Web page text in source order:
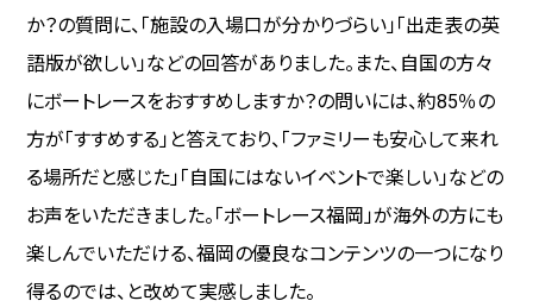
か？の質問に、「施設の入場口が分かりづらい」「出走表の英
語版が欲しい」などの回答がありました。また、自国の方々
にボートレースをおすすめしますか？の問いには、約85％の
方が「すすめする」と答えており、「ファミリーも安心して来れ
る場所だと感じた」「自国にはないイベントで楽しい」などの
お声をいただきました。「ボートレース福岡」が海外の方にも
楽しんでいただける、福岡の優良なコンテンツの一つになり
得るのでは、と改めて実感しました。